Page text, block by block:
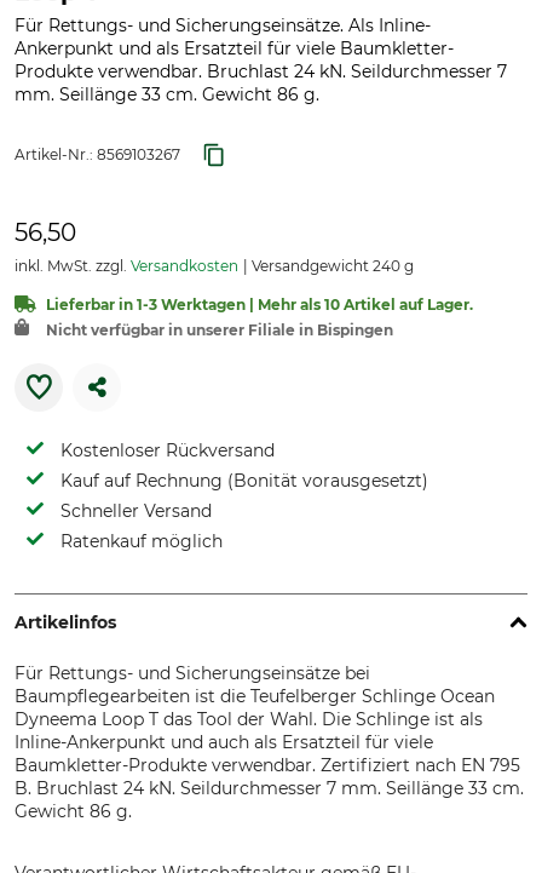
Für Rettungs- und Sicherungseinsätze. Als Inline-
Ankerpunkt und als Ersatzteil für viele Baumkletter-
Produkte verwendbar. Bruchlast 24 kN. Seildurchmesser 7
mm. Seillänge 33 cm. Gewicht 86 g.
Artikel-Nr.: 8569103267
56,50
inkl. MwSt. zzgl. Versandkosten Versandgewicht 240 g
Lieferbar in 1-3 Werktagen | Mehr als 10 Artikel auf Lager.
Nicht verfügbar in unserer Filiale in Bispingen
Kostenloser Rückversand
Kauf auf Rechnung (Bonität vorausgesetzt)
Schneller Versand
Ratenkauf möglich
Artikelinfos
Für Rettungs- und Sicherungseinsätze bei
Baumpflegearbeiten ist die Teufelberger Schlinge Ocean
Dyneema Loop T das Tool der Wahl. Die Schlinge ist als
Inline-Ankerpunkt und auch als Ersatzteil für viele
Baumkletter-Produkte verwendbar. Zertifiziert nach EN 795
B. Bruchlast 24 kN. Seildurchmesser 7 mm. Seillänge 33 cm.
Gewicht 86 g.